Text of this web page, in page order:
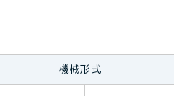
機械形式